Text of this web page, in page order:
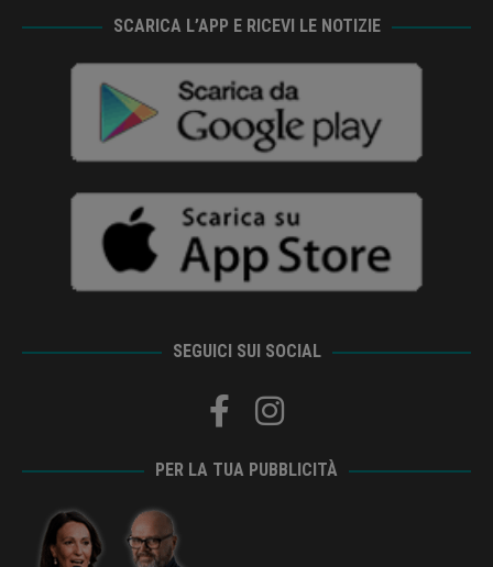
SCARICA L’APP E RICEVI LE NOTIZIE
SEGUICI SUI SOCIAL
PER LA TUA PUBBLICITÀ